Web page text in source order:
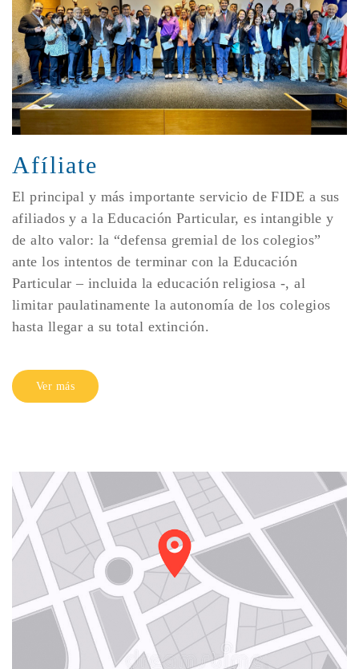
Afíliate
El principal y más importante servicio de FIDE a sus
afiliados y a la Educación Particular, es intangible y
de alto valor: la “defensa gremial de los colegios”
ante los intentos de terminar con la Educación
Particular – incluida la educación religiosa -, al
limitar paulatinamente la autonomía de los colegios
hasta llegar a su total extinción.
Ver más